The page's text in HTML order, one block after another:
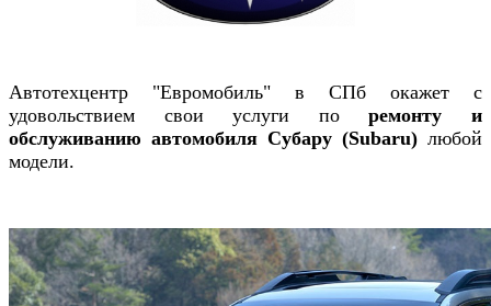
Автотехцентр "Евромобиль" в СПб окажет с
удовольствием свои услуги поремонту и
обслуживанию автомобиля Субару (Subaru) любой
модели.